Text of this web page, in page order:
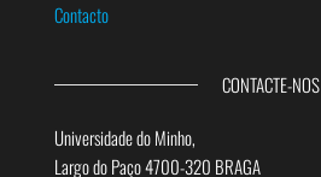
Contacto
CONTACTE-NOS
Universidade do Minho,
Largo do Paço 4700-320 BRAGA